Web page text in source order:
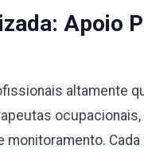
Apoio
altamente
Cada